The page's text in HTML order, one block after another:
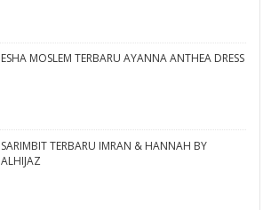
ESHA MOSLEM TERBARU AYANNA ANTHEA DRESS
SARIMBIT TERBARU IMRAN & HANNAH BY
ALHIJAZ